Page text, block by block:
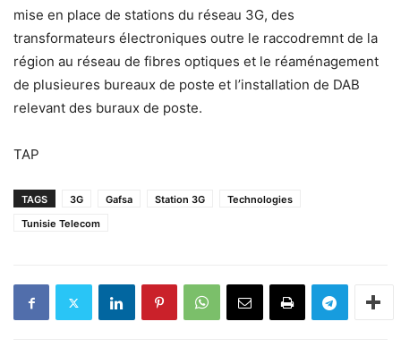
mise en place de stations du réseau 3G, des
transformateurs électroniques outre le raccodremnt de la
région au réseau de fibres optiques et le réaménagement
de plusieures bureaux de poste et l’installation de DAB
relevant des buraux de poste.
TAP
TAGS 3G Gafsa Station 3G
Technologies
Tunisie Telecom